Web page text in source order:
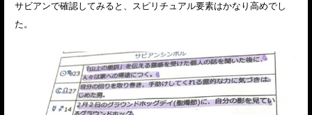
サビアンで確認してみると、スピリチュアル要素はかなり高めでし
た。